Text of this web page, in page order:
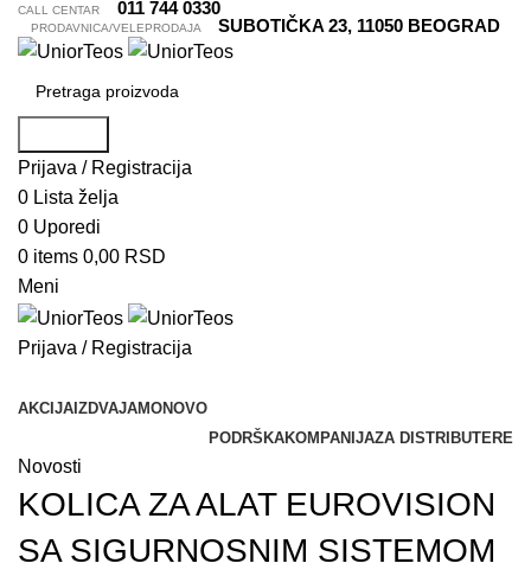
CALL CENTAR 011 744 0330
PRODAVNICA/VELEPRODAJA SUBOTIČKA 23, 11050 BEOGRAD
Prijava / Registracija
0 Lista želja
0 Uporedi
0 items 0,00 RSD
Meni
Prijava / Registracija
AKCIJAIZDVAJAMONOVO
PODRŠKAKOMPANIJAZA DISTRIBUTERE
Novosti
KOLICA ZA ALAT EUROVISION
SA SIGURNOSNIM SISTEMOM